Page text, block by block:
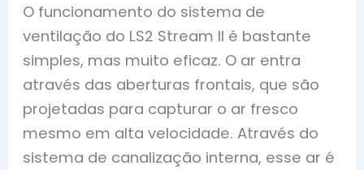
O funcionamento do sistema de
ventilação do LS2 Stream II é bastante
simples, mas muito eficaz. O ar entra
através das aberturas frontais, que são
projetadas para capturar o ar fresco
mesmo em alta velocidade. Através do
sistema de canalização interna, esse ar é